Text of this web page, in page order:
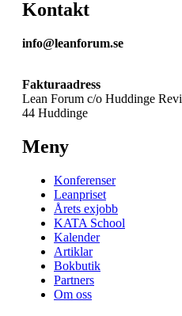
Kontakt
info@leanforum.se
Fakturaadress
Lean Forum c/o Huddinge
44 Huddinge
Meny
Konferenser
Leanpriset
Årets exjobb
KATA School
Kalender
Artiklar
Bokbutik
Partners
Om oss